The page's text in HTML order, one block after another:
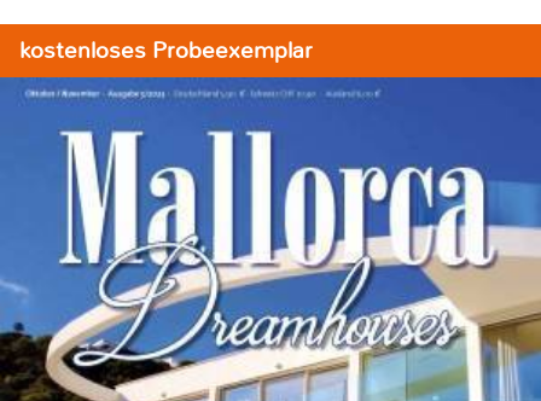
kostenloses Probeexemplar